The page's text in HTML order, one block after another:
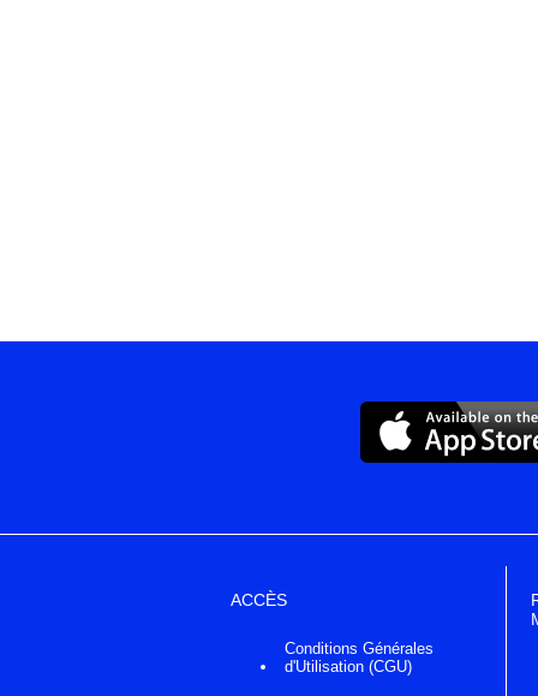
ACCÈS
Conditions Générales
d'Utilisation (CGU)